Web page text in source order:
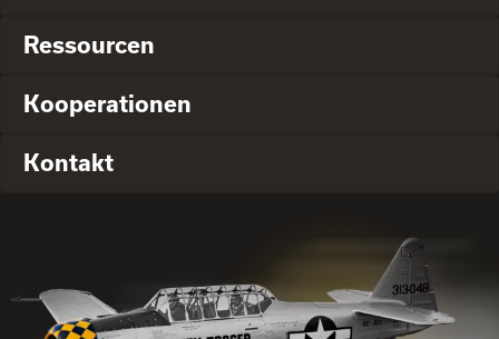
Ressourcen
Kooperationen
Kontakt